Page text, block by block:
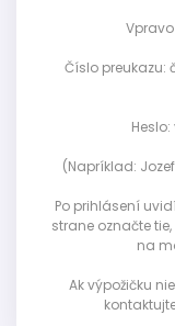
Vpravo
Číslo preukazu:
(Napríklad:
Po prihlásení
strane označte
na
Ak výpožičku